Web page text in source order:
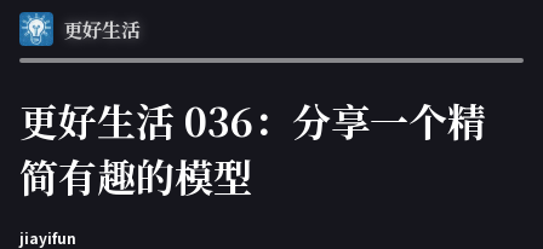
更好生活
更好生活 036：分享一个精
简有趣的模型
jiayifun